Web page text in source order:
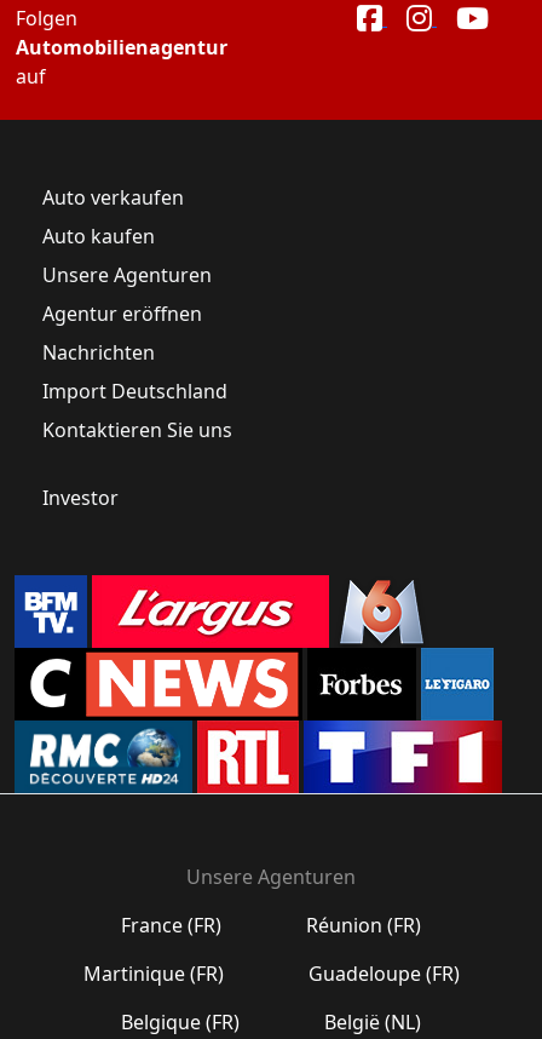
Folgen
Automobilienagentur
auf
Auto verkaufen
Auto kaufen
Unsere Agenturen
Agentur eröffnen
Nachrichten
Import Deutschland
Kontaktieren Sie uns
Investor
Unsere Agenturen
France (FR)
Réunion (FR)
Martinique (FR)
Guadeloupe (FR)
Belgique (FR)
België (NL)